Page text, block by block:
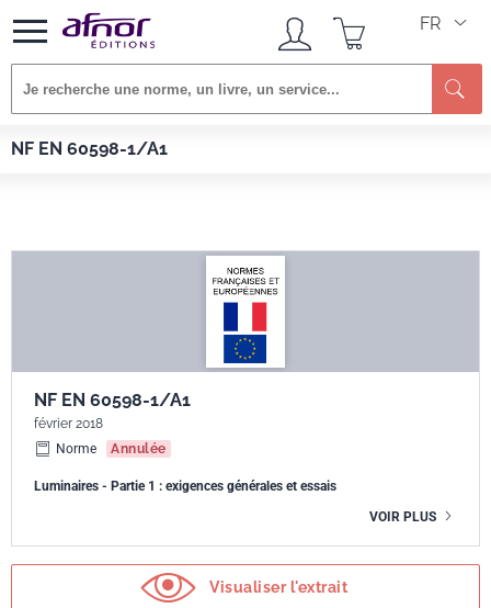
FR
NF EN 60598-1/A1
Afnor EDITIONS Normes
NF EN 60598-1/A1
février 2018
Norme
Annulée
Luminaires - Partie 1 : exigences générales et essais
VOIR PLUS
Visualiser l'extrait